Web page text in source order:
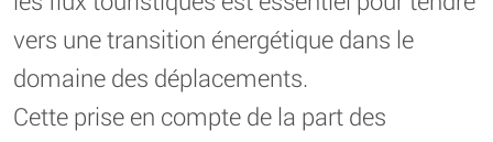
vers une transition énergétique dans le
domaine des déplacements.
Cette prise en compte de la part des